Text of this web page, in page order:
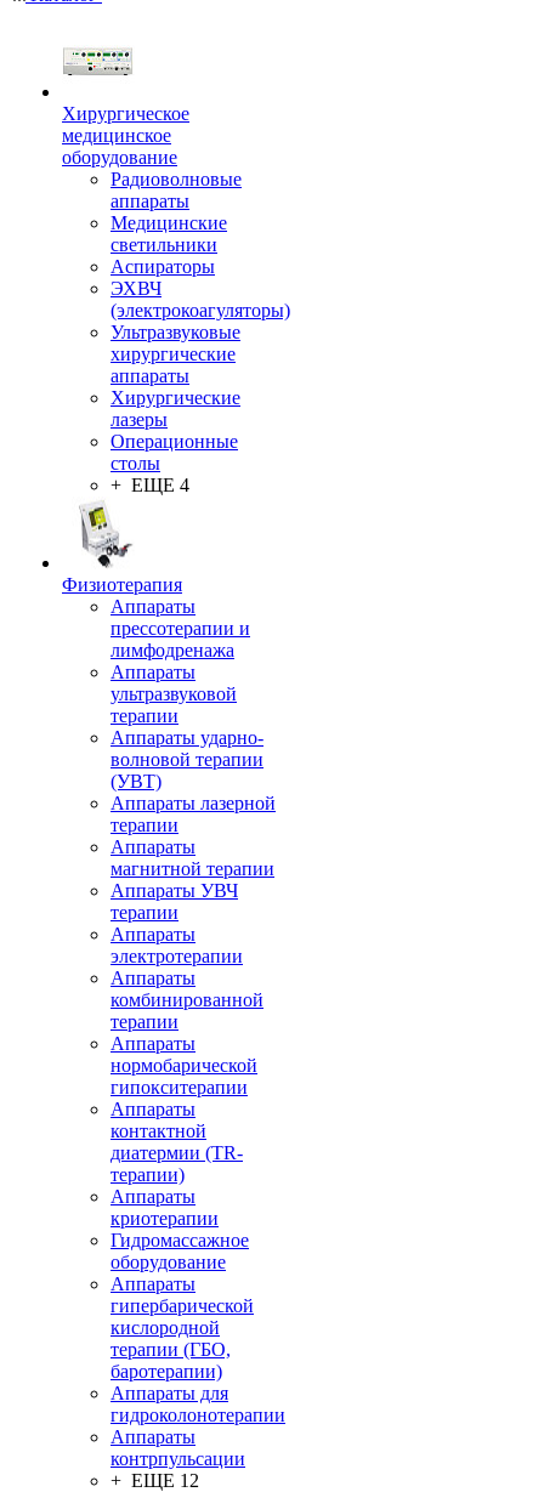
Хирургическое
медицинское
оборудование
Радиоволновые
аппараты
Медицинские
светильники
Аспираторы
ЭХВЧ
(электрокоагуляторы)
Ультразвуковые
хирургические
аппараты
Хирургические
лазеры
Операционные
столы
+ ЕЩЕ 4
Физиотерапия
Аппараты
прессотерапии и
лимфодренажа
Аппараты
ультразвуковой
терапии
Аппараты ударно-
волновой терапии
(УВТ)
Аппараты лазерной
терапии
Аппараты
магнитной терапии
Аппараты УВЧ
терапии
Аппараты
электротерапии
Аппараты
комбинированной
терапии
Аппараты
нормобарической
гипокситерапии
Аппараты
контактной
диатермии (TR-
терапии)
Аппараты
криотерапии
Гидромассажное
оборудование
Аппараты
гипербарической
кислородной
терапии (ГБО,
баротерапии)
Аппараты для
гидроколонотерапии
Аппараты
контрпульсации
+ ЕЩЕ 12